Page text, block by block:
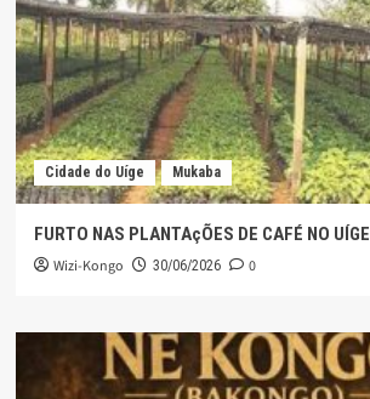
Cidade do Uíge Mukaba
FURTO NAS PLANTAçÕES DE CAFÉ NO UÍGE
Wizi-Kongo 30/06/2026 0